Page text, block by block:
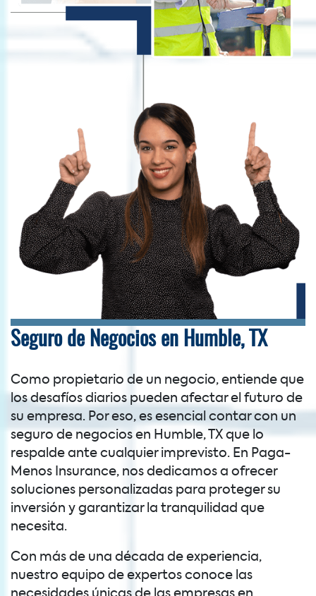
Seguro de Negocios en Humble, TX
Como propietario de un negocio, entiende que
los desafíos diarios pueden afectar el futuro de
su empresa. Por eso, es esencial contar con un
seguro de negocios en Humble, TX que lo
respalde ante cualquier imprevisto. En Paga-
Menos Insurance, nos dedicamos a ofrecer
soluciones personalizadas para proteger su
inversión y garantizar la tranquilidad que
necesita.
Con más de una década de experiencia,
nuestro equipo de expertos conoce las